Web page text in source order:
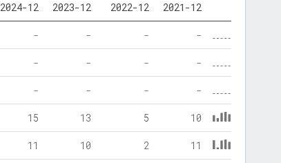
2024-12 2023-12 2022-12 2021-12
- - - -
- - - -
- - - -
15 13 5 10
11 10 2 11